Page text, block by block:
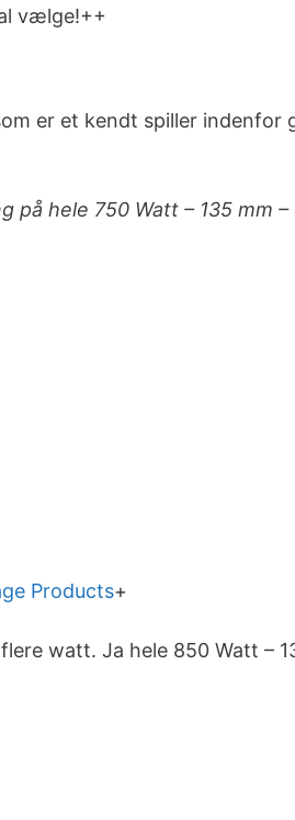
vælge!++
er et kendt spiller indenfor
på hele 750 Watt – 135 mm
Products+
watt. Ja hele 850 Watt –